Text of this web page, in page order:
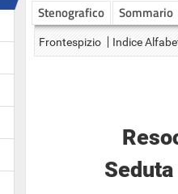
Stenografico Sommario
Frontespizio Indice